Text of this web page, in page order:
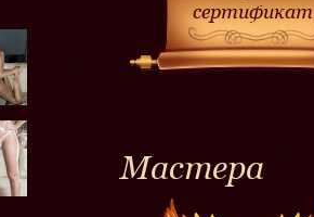
сертификат
Мастера